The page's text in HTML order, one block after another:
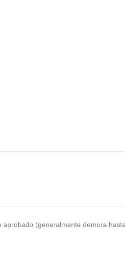
(generalmente demora